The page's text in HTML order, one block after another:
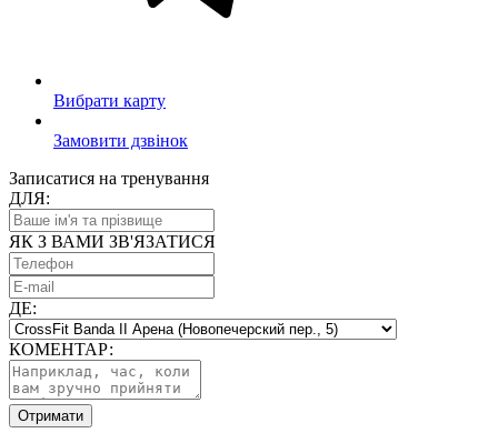
Вибрати карту
Замовити дзвінок
Записатися на тренування
ДЛЯ:
ЯК З ВАМИ ЗВ'ЯЗАТИСЯ
ДЕ:
КОМЕНТАР:
Отримати